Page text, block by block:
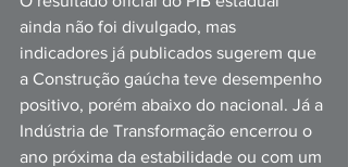
ainda não foi divulgado, mas
indicadores já publicados sugerem que
a Construção gaúcha teve desempenho
positivo, porém abaixo do nacional. Já a
Indústria de Transformação encerrou o
ano próxima da estabilidade ou com um